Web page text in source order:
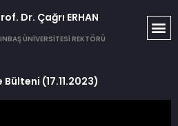
Dr. Çağrı ERHAN​
ÜNİVERSİTESİ REKTÖRÜ
Bülteni (17.11.2023)